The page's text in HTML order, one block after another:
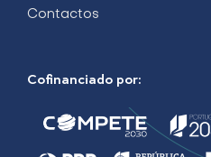
Contactos
Cofinanciado por: